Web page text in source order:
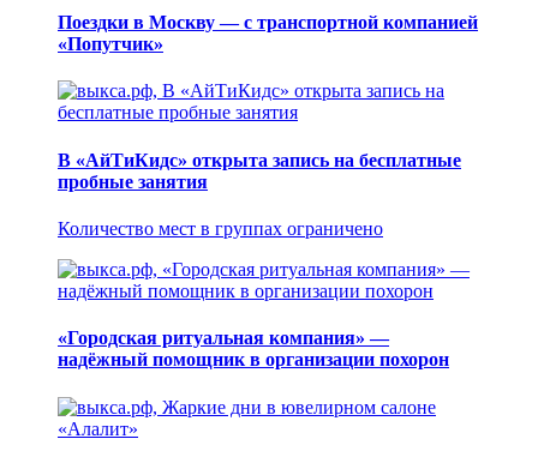
Поездки в Москву — с транспортной компанией
«Попутчик»
В «АйТиКидс» открыта запись на бесплатные
пробные занятия
Количество мест в группах ограничено
«Городская ритуальная компания» —
надёжный помощник в организации похорон